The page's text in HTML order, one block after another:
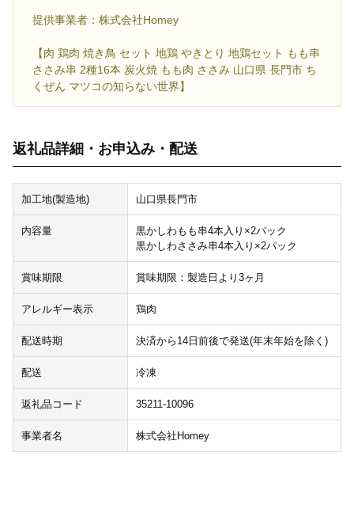
提供事業者：株式会社Homey
【肉 鶏肉 焼き鳥 セット 地鶏 やきとり 地鶏セット もも串
ささみ串 2種16本 炭火焼 もも肉 ささみ 山口県 長門市 ち
くぜん マツコの知らない世界】
返礼品詳細・お申込み・配送
加工地(製造地) 山口県長門市
内容量
黒かしわもも串4本入り×2パック
黒かしわささみ串4本入り×2パック
賞味期限 賞味期限：製造日より3ヶ月
アレルギー表示 鶏肉
配送時期 決済から14日前後で発送(年末年始を除く)
配送 冷凍
返礼品コード 35211-10096
事業者名 株式会社Homey